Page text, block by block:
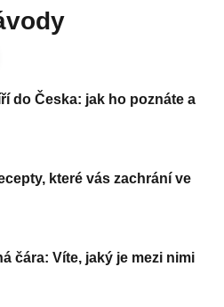
do Česka: jak ho poznáte a
které vás zachrání ve
čára: Víte, jaký je mezi nimi